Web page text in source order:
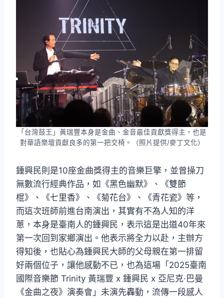
「台灣鼓王」黃瑞豐本身是金曲、金音最佳貢獻獎得主，也是
對華語樂壇貢獻良多的第一把交椅。（照片提供/麥丁文化）
鍾興民則是10座金曲獎得主的音樂巨擎，並曾操刀
無數流行經典作品，如《黑色幽默》、《雙節
棍》、《七里香》、《菊花台》、《青花瓷》等，
而這次班師前進台南演出，其實有不為人知的洋
蔥，本身是臺南人的鍾興民，表示這是出道40年來
第一次回到家鄉演出。他表示將全力以赴，主辦方
得知後，也貼心為鍾興民大師的父母親在第一排留
好兩個位子，讓他感動不已，也為這場「2025臺南
國際音樂節 Trinity 黃瑞豐 x 鍾興民 x 亞尼克·巴曼
《金曲之夜》演奏會」未演先轟動，流傳一段感人